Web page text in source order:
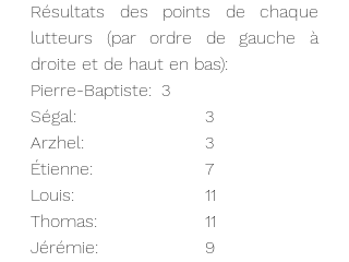
Résultats des points de chaque
lutteurs (par ordre de gauche à
droite et de haut en bas):
Pierre-Baptiste: 	3
Ségal: 			3
Arzhel: 			3
Étienne: 			7
Louis: 			11
Thomas:			11
Jérémie: 			9